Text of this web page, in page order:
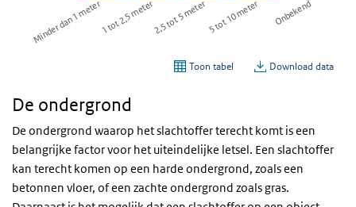
De ondergrond
De ondergrond waarop het slachtoffer terecht komt is een
belangrijke factor voor het uiteindelijke letsel. Een slachtoffer
kan terecht komen op een harde ondergrond, zoals een
betonnen vloer, of een zachte ondergrond zoals gras.